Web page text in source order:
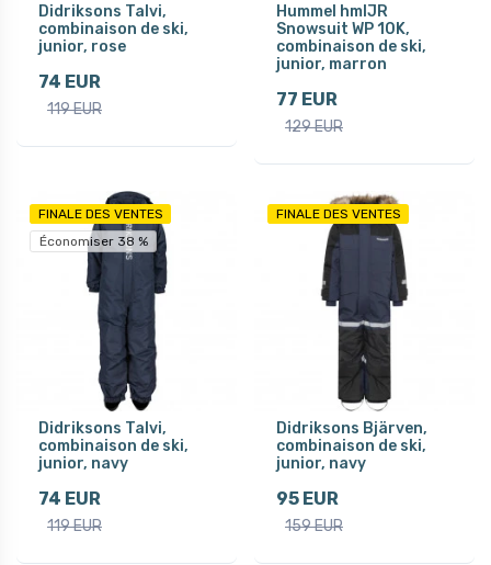
Didriksons Talvi,
combinaison de ski,
junior, rose
74 EUR
119 EUR
Hummel hmlJR
Snowsuit WP 10K,
combinaison de ski,
junior, marron
77 EUR
129 EUR
FINALE DES VENTES
Économiser 38 %
Didriksons Talvi,
combinaison de ski,
junior, navy
74 EUR
119 EUR
FINALE DES VENTES
Didriksons Bjärven,
combinaison de ski,
junior, navy
95 EUR
159 EUR